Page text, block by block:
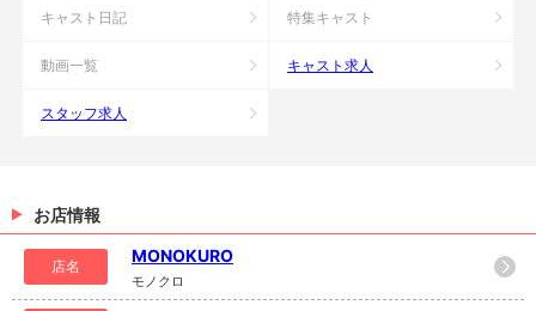
キャスト日記 特集キャスト
動画一覧 キャスト求人
スタッフ求人
お店情報
店名
MONOKURO
モノクロ